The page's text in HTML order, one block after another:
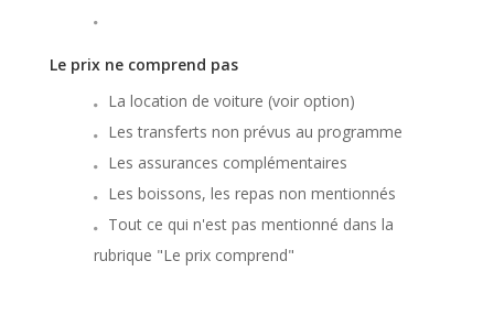
Le prix ne comprend pas
La location de voiture (voir option)
Les transferts non prévus au programme
Les assurances complémentaires
Les boissons, les repas non mentionnés
Tout ce qui n'est pas mentionné dans la
rubrique "Le prix comprend"